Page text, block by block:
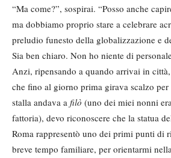
“Ma come?”, sospirai. “Posso anche
ma dobbiamo proprio stare a celebrare
preludio funesto della globalizzazione e
Sia ben chiaro. Non ho niente di
Anzi, ripensando a quando arrivai in
che fino al giorno prima girava scalzo
stalla andava a filò (uno dei miei nonni
fattoria), devo riconoscere che la statua
Roma rappresentò uno dei primi punti di
breve tempo familiare, per orientarmi